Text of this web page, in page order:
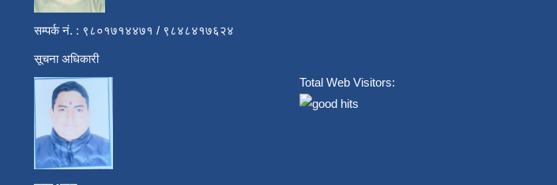
सम्पर्क नं. : ९८०१७१४४७१ / ९८४८४१७६२४
सूचना अधिकारी
Total Web Visitors: